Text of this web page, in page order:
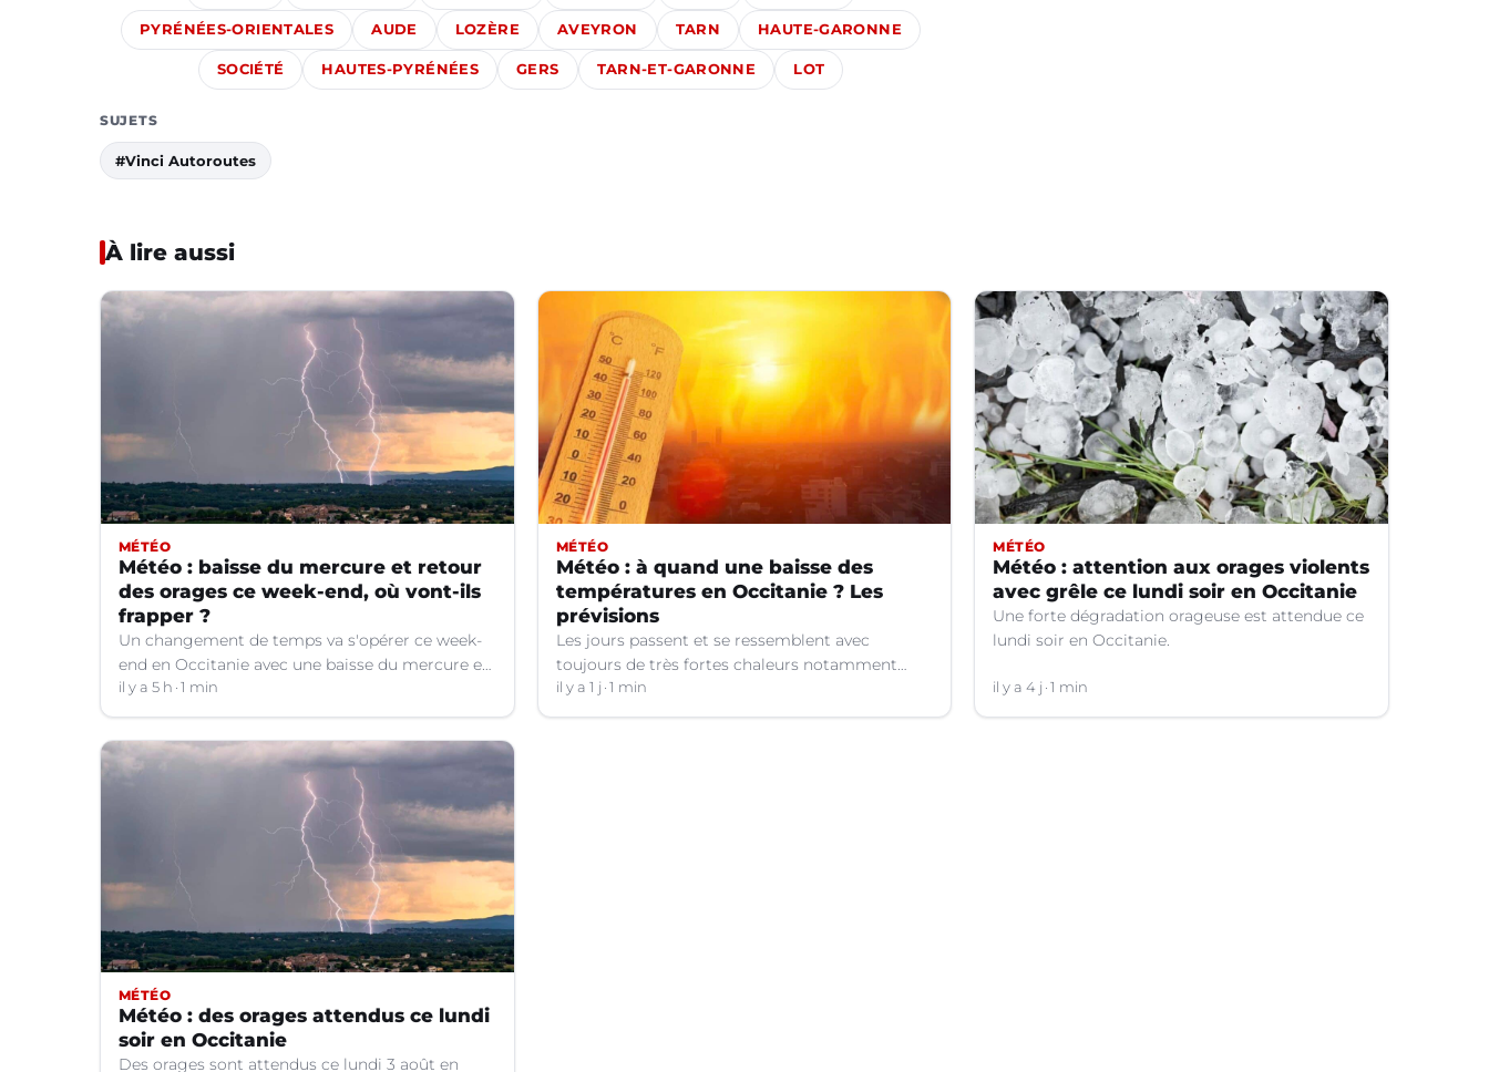
PYRÉNÉES-ORIENTALES AUDE LOZÈRE AVEYRON TARN HAUTE-GARONNE
SOCIÉTÉ HAUTES-PYRÉNÉES GERS TARN-ET-GARONNE LOT
SUJETS
#Vinci Autoroutes
À lire aussi
MÉTÉO
Météo : baisse du mercure et retour
des orages ce week-end, où vont-ils
frapper ?
Un changement de temps va s'opérer ce week-
end en Occitanie avec une baisse du mercure et
le retour d'orages dans certains départements.
il y a 5 h 1 min
MÉTÉO
Météo : à quand une baisse des
températures en Occitanie ? Les
prévisions
Les jours passent et se ressemblent avec
toujours de très fortes chaleurs notamment
dans le Languedoc. Jusqu’à quand ?
il y a 1 j 1 min
MÉTÉO
Météo : attention aux orages violents
avec grêle ce lundi soir en Occitanie
Une forte dégradation orageuse est attendue ce
lundi soir en Occitanie.
il y a 4 j 1 min
MÉTÉO
Météo : des orages attendus ce lundi
soir en Occitanie
Des orages sont attendus ce lundi 3 août en